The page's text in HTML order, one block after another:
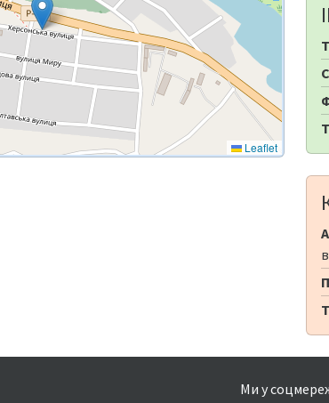
Leaflet
Ми у